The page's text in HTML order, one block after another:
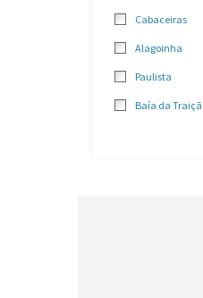
Cabaceiras
Alagoinha
Paulista
Baía da